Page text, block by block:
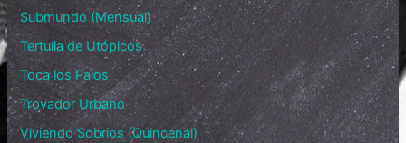
Submundo (Mensual)
Tertulia de Utópicos
Toca los Palos
Trovador Urbano
Viviendo Sobrios (Quincenal)